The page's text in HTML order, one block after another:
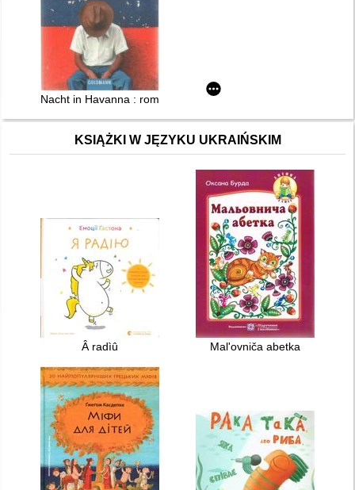
Nacht in Havanna : roman
KSIĄŻKI W JĘZYKU UKRAIŃSKIM
Â radìû Malʹovniča abetka